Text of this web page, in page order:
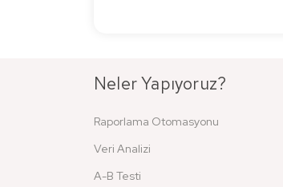
Neler Yapıyoruz?
Raporlama Otomasyonu
Veri Analizi
A-B Testi